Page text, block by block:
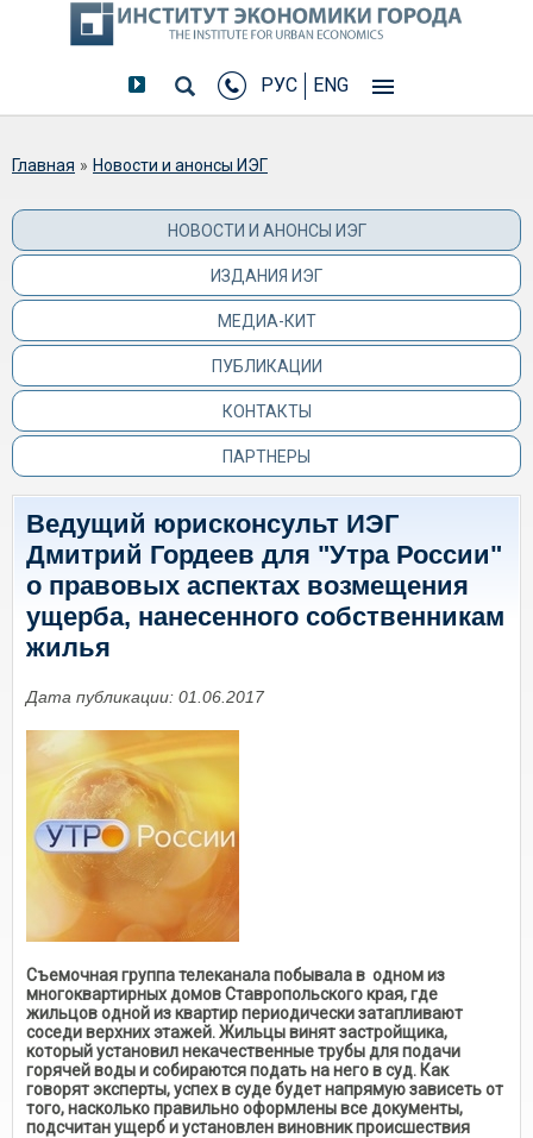
РУС ENG
Вы здесь
Главная » Новости и анонсы ИЭГ
НОВОСТИ И АНОНСЫ ИЭГ
ИЗДАНИЯ ИЭГ
МЕДИА-КИТ
ПУБЛИКАЦИИ
КОНТАКТЫ
ПАРТНЕРЫ
Ведущий юрисконсульт ИЭГ
Дмитрий Гордеев для "Утра России"
о правовых аспектах возмещения
ущерба, нанесенного собственникам
жилья
Дата публикации: 01.06.2017
Съемочная группа телеканала побывала в одном из
многоквартирных домов Ставропольского края, где
жильцов одной из квартир периодически затапливают
соседи верхних этажей. Жильцы винят застройщика,
который установил некачественные трубы для подачи
горячей воды и собираются подать на него в суд. Как
говорят эксперты, успех в суде будет напрямую зависеть от
того, насколько правильно оформлены все документы,
подсчитан ущерб и установлен виновник происшествия